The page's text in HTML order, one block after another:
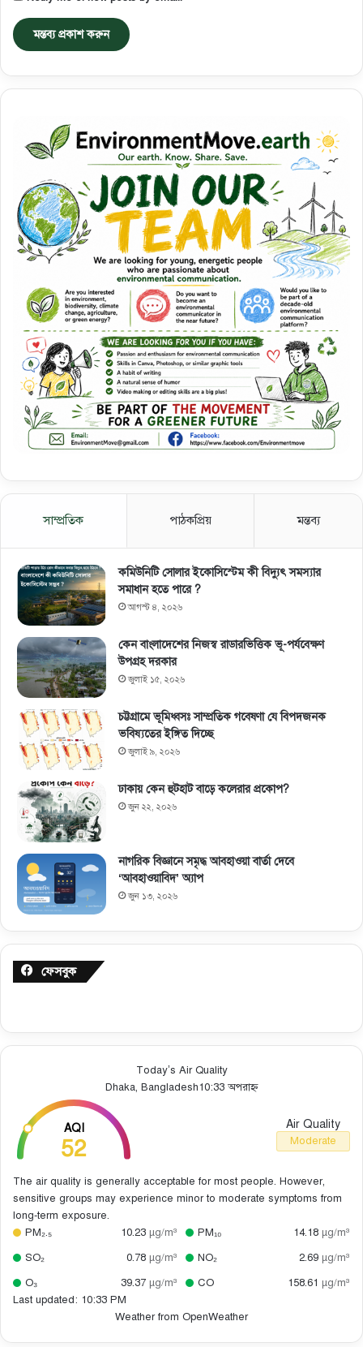
সাম্প্রতিক পাঠকপ্রিয় মন্তব্য
কমিউনিটি সোলার ইকোসিস্টেম কী বিদ্যুৎ সমস্যার
সমাধান হতে পারে ?
আগস্ট ৪, ২০২৬
কেন বাংলাদেশের নিজস্ব রাডারভিত্তিক ভূ-পর্যবেক্ষণ
উপগ্রহ দরকার
জুলাই ১৫, ২০২৬
চট্টগ্রামে ভূমিধ্বসঃ সাম্প্রতিক গবেষণা যে বিপদজনক
ভবিষ্যতের ইঙ্গিত দিচ্ছে
জুলাই ৯, ২০২৬
ঢাকায় কেন হুটহাট বাড়ে কলেরার প্রকোপ?
জুন ২২, ২০২৬
নাগরিক বিজ্ঞানে সমৃদ্ধ আবহাওয়া বার্তা দেবে
‘আবহাওয়াবিদ’ অ্যাপ
জুন ১৩, ২০২৬
ফেসবুক
Today’s Air Quality
Dhaka, Bangladesh10:33 অপরাহ্ন
AQI
52
Air Quality
Moderate
The air quality is generally acceptable for most people. However,
sensitive groups may experience minor to moderate symptoms from
long-term exposure.
PM₂.₅
10.23 µg/m³ PM₁₀ 14.18 µg/m³
SO₂
0.78 µg/m³ NO₂ 2.69 µg/m³
O₃
39.37 µg/m³ CO 158.61 µg/m³
Last updated: 10:33 PM
Weather from OpenWeather